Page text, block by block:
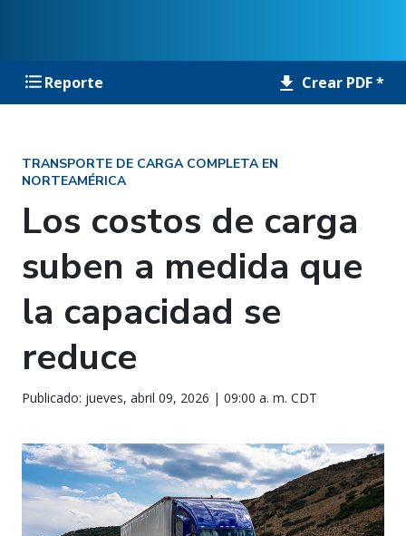
Reporte Crear PDF *
TRANSPORTE DE CARGA COMPLETA EN
NORTEAMÉRICA
Los costos de carga
suben a medida que
la capacidad se
reduce
Publicado: jueves, abril 09, 2026 | 09:00 a. m. CDT